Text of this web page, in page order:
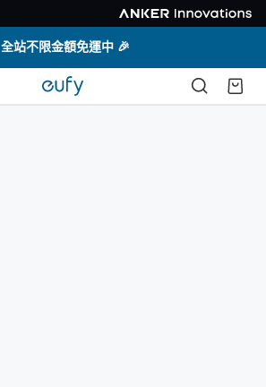
全站不限金額免運中 🎉